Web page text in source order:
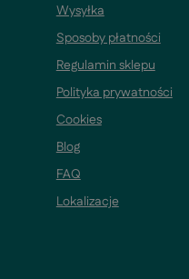
Wysyłka
Sposoby płatności
Regulamin sklepu
Polityka prywatności
Cookies
Blog
FAQ
Lokalizacje